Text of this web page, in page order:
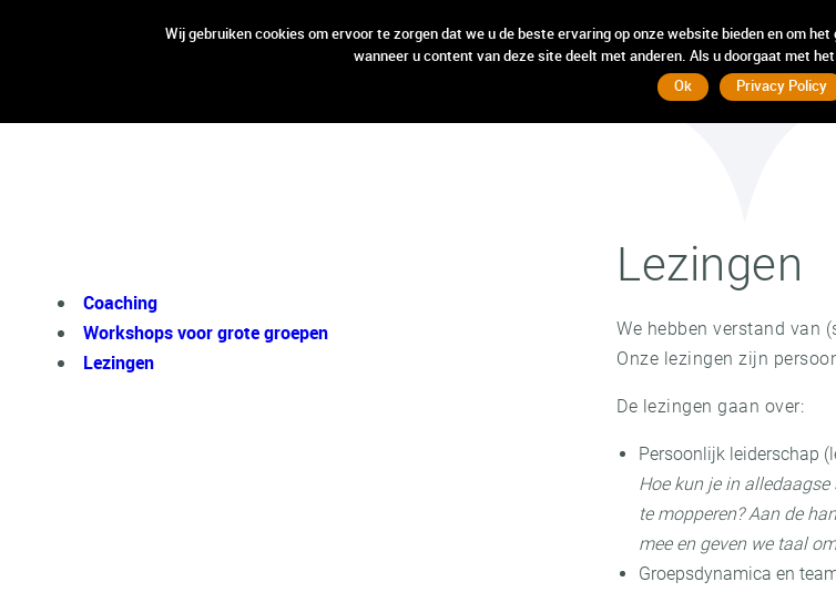
open aanbod incompany weten
open aanbod incompany weten
Coaching
Workshops voor grote groepen
Lezingen
Lezingen
We hebben verstand van
Onze lezingen zijn
De lezingen gaan over:
Persoonlijk leiderschap
Hoe kun je in
te mopperen? Aan de
mee en geven we taal
Groepsdynamica en
Wij gebruiken cookies om ervoor te zorgen dat we u de beste ervaring op onze website bieden en om
wanneer u content van deze site deelt met anderen. Als u doorgaat met
Ok
Privacy Policy